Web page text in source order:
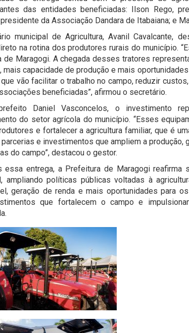
das entidades beneficiadas: Ilson Rego,
da Associação Dandara de Itabaiana; e
municipal de Agricultura, Avanil Cavalcante,
na rotina dos produtores rurais do município.
de Maragogi. A chegada desses tratores
mais capacidade de produção e mais
vão facilitar o trabalho no campo, reduzir
beneficiadas”, afirmou o secretário.
Daniel Vasconcelos, o investimento
do setor agrícola do município. “Esses
e fortalecer a agricultura familiar, que é
e investimentos que ampliem a produção,
do campo”, destacou o gestor.
essa entrega, a Prefeitura de Maragogi
ampliando políticas públicas voltadas à
geração de renda e mais oportunidades para
que fortalecem o campo e